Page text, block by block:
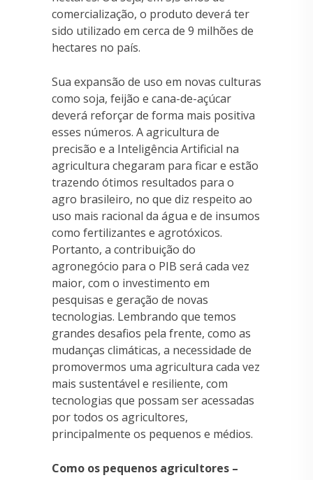
comercialização, o produto deverá ter
sido utilizado em cerca de 9 milhões de
hectares no país.
Sua expansão de uso em novas culturas
como soja, feijão e cana-de-açúcar
deverá reforçar de forma mais positiva
esses números. A agricultura de
precisão e a Inteligência Artificial na
agricultura chegaram para ficar e estão
trazendo ótimos resultados para o
agro brasileiro, no que diz respeito ao
uso mais racional da água e de insumos
como fertilizantes e agrotóxicos.
Portanto, a contribuição do
agronegócio para o PIB será cada vez
maior, com o investimento em
pesquisas e geração de novas
tecnologias. Lembrando que temos
grandes desafios pela frente, como as
mudanças climáticas, a necessidade de
promovermos uma agricultura cada vez
mais sustentável e resiliente, com
tecnologias que possam ser acessadas
por todos os agricultores,
principalmente os pequenos e médios.
Como os pequenos agricultores –